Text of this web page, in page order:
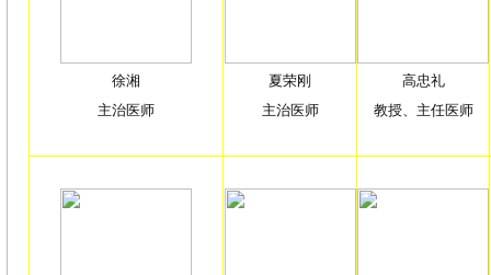
徐湘
主治医师
夏荣刚
主治医师
高忠礼
教授、主任医师